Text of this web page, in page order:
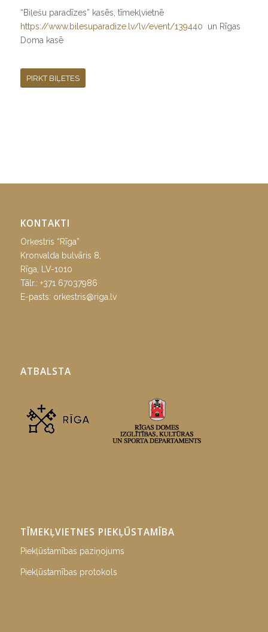
“Biļešu paradīzes” kasēs, tīmekļvietnē
https://www.bilesuparadize.lv/lv/event/139440 un Rīgas
Doma kasē
PIRKT BIĻETES
KONTAKTI
Orķestris “Rīga”
Kronvalda bulvāris 8,
Rīga, LV-1010
Tālr.: +371 67037986
E-pasts: orkestris@riga.lv
ATBALSTA
TĪMEKĻVIETNES PIEKĻŪSTAMĪBA
Piekļūstamības paziņojums
Piekļūstamības protokols